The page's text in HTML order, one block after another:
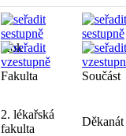
Rok
Fakulta Součást
2. lékařská
fakulta
Děkanát